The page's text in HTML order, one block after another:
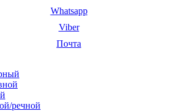
Whatsapp
Viber
Почта
речной